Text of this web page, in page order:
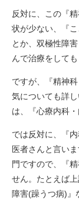
反対に、この『
状が少ない、『
とか、双極性障
んで治療をして
ですが、『精神
気についても詳
は、『心療内科
では反対に、『
医者さんと言い
門ですので、『
せん。たとえば
障害(躁うつ病)』